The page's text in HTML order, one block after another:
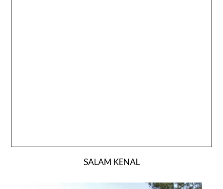
SALAM KENAL